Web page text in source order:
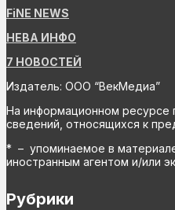
FiNE NEWS
НЕВА ИНФО
7 НОВОСТЕЙ
Издатель: ООО “ВекМедиа”
На информационном ресурсе
сведений, относящихся к
* – упоминаемое в
иностранным агентом и/или
Рубрики